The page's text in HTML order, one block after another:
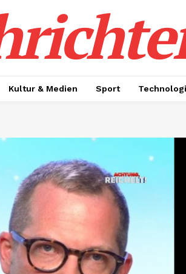
Kultur & Medien Sport